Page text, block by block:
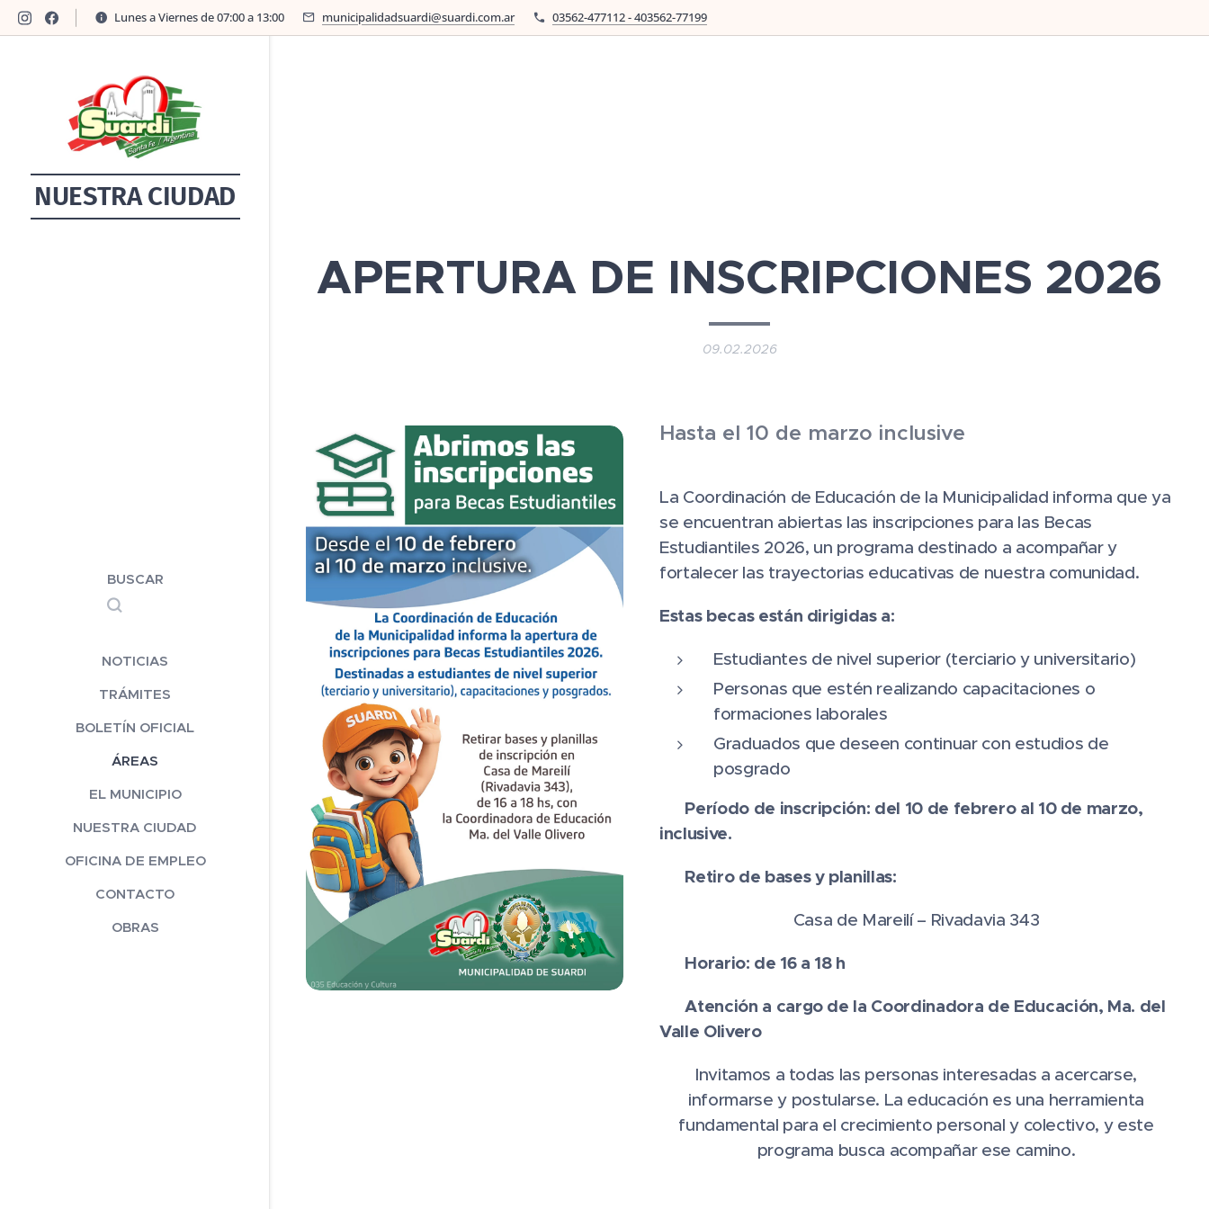
Lunes a Viernes de 07:00 a 13:00 municipalidadsuardi@suardi.com.ar 03562-477112 - 403562-77199
NUESTRA CIUDAD
BUSCAR
NOTICIAS
TRÁMITES
BOLETÍN OFICIAL
ÁREAS
EL MUNICIPIO
NUESTRA CIUDAD
OFICINA DE EMPLEO
CONTACTO
OBRAS
APERTURA DE INSCRIPCIONES 2026
09.02.2026
Hasta el 10 de marzo inclusive
La Coordinación de Educación de la Municipalidad informa que ya
se encuentran abiertas las inscripciones para las Becas
Estudiantiles 2026, un programa destinado a acompañar y
fortalecer las trayectorias educativas de nuestra comunidad.
Estas becas están dirigidas a:
Estudiantes de nivel superior (terciario y universitario)
Personas que estén realizando capacitaciones o
formaciones laborales
Graduados que deseen continuar con estudios de
posgrado
Período de inscripción: del 10 de febrero al 10 de marzo,
inclusive.
Retiro de bases y planillas:
Casa de Mareilí – Rivadavia 343
Horario: de 16 a 18 h
👩‍🏫Atención a cargo de la Coordinadora de Educación, Ma. del
Valle Olivero
Invitamos a todas las personas interesadas a acercarse,
informarse y postularse. La educación es una herramienta
fundamental para el crecimiento personal y colectivo, y este
programa busca acompañar ese camino.